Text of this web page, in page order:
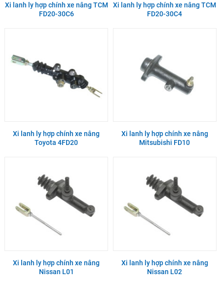
Xi lanh ly hợp chính xe nâng TCM
FD20-30C6
Xi lanh ly hợp chính xe nâng TCM
FD20-30C4
Xi lanh ly hợp chính xe nâng
Toyota 4FD20
Xi lanh ly hợp chính xe nâng
Mitsubishi FD10
Xi lanh ly hợp chính xe nâng
Nissan L01
Xi lanh ly hợp chính xe nâng
Nissan L02